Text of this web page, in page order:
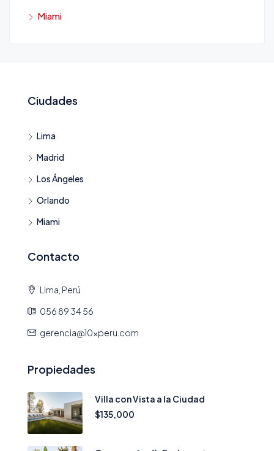
Miami
Ciudades
Lima
Madrid
Los Ángeles
Orlando
Miami
Contacto
Lima, Perú
056 89 34 56
gerencia@10xperu.com
Propiedades
Villa con Vista a la Ciudad
$135,000